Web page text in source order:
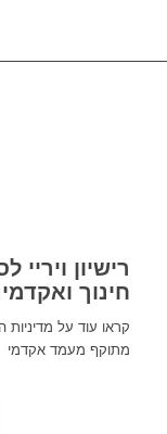
רישיון
חינוך
קראו עוד על מדיניות
מתוקף מעמד אקדמי